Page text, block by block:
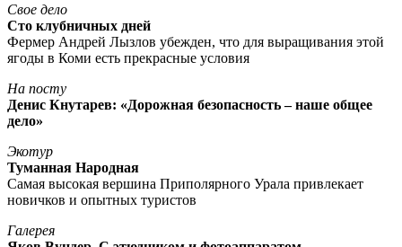
Свое дело
Сто клубничных дней
Фермер Андрей Лызлов убежден, что для выращивания этой
ягоды в Коми есть прекрасные условия
На посту
Денис Кнутарев: «Дорожная безопасность – наше общее
дело»
Экотур
Туманная Народная
Самая высокая вершина Приполярного Урала привлекает
новичков и опытных туристов
Галерея